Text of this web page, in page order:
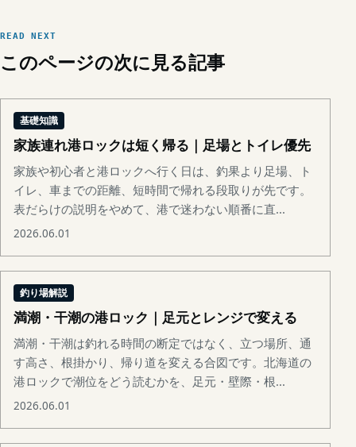
READ NEXT
このページの次に見る記事
基礎知識
家族連れ港ロックは短く帰る｜足場とトイレ優先
家族や初心者と港ロックへ行く日は、釣果より足場、ト
イレ、車までの距離、短時間で帰れる段取りが先です。
表だらけの説明をやめて、港で迷わない順番に直...
2026.06.01
釣り場解説
満潮・干潮の港ロック｜足元とレンジで変える
満潮・干潮は釣れる時間の断定ではなく、立つ場所、通
す高さ、根掛かり、帰り道を変える合図です。北海道の
港ロックで潮位をどう読むかを、足元・壁際・根...
2026.06.01